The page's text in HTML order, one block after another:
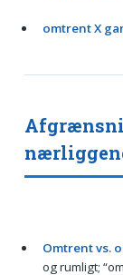
omtrent X
Omtrent vs.
og rumligt;